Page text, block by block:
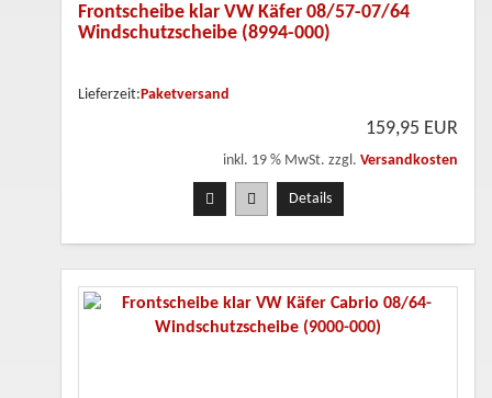
Frontscheibe klar VW Käfer 08/57-07/64
Windschutzscheibe (8994-000)
Lieferzeit: Paketversand
159,95 EUR
inkl. 19 % MwSt. zzgl. Versandkosten
Details